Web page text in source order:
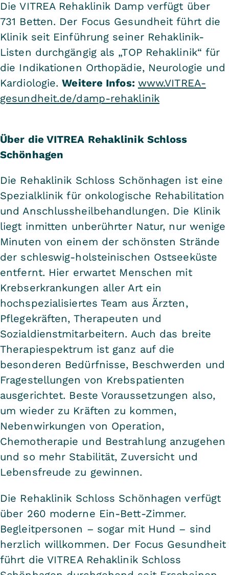
Die VITREA Rehaklinik Damp verfügt über
731 Betten. Der Focus Gesundheit führt die
Klinik seit Einführung seiner Rehaklinik-
Listen durchgängig als „TOP Rehaklinik“ für
die Indikationen Orthopädie, Neurologie und
Kardiologie.Weitere Infos: www.VITREA-
gesundheit.de/damp-rehaklinik
Über die VITREA Rehaklinik Schloss
Schönhagen
Die Rehaklinik Schloss Schönhagen ist eine
Spezialklinik für onkologische Rehabilitation
und Anschlussheilbehandlungen. Die Klinik
liegt inmitten unberührter Natur, nur wenige
Minuten von einem der schönsten Strände
der schleswig-holsteinischen Ostseeküste
entfernt. Hier erwartet Menschen mit
Krebserkrankungen aller Art ein
hochspezialisiertes Team aus Ärzten,
Pflegekräften, Therapeuten und
Sozialdienstmitarbeitern. Auch das breite
Therapiespektrum ist ganz auf die
besonderen Bedürfnisse, Beschwerden und
Fragestellungen von Krebspatienten
ausgerichtet. Beste Voraussetzungen also,
um wieder zu Kräften zu kommen,
Nebenwirkungen von Operation,
Chemotherapie und Bestrahlung anzugehen
und so mehr Stabilität, Zuversicht und
Lebensfreude zu gewinnen.
Die Rehaklinik Schloss Schönhagen verfügt
über 260 moderne Ein-Bett-Zimmer.
Begleitpersonen – sogar mit Hund – sind
herzlich willkommen. Der Focus Gesundheit
führt die VITREA Rehaklinik Schloss